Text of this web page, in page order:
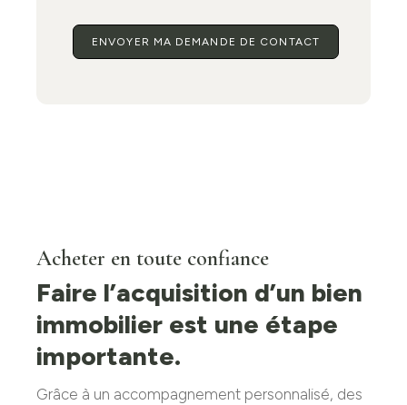
Acheter en toute confiance
Faire l’acquisition d’un bien
immobilier est une étape
importante.
Grâce à un accompagnement personnalisé, des